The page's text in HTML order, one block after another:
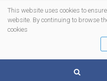
This website uses cookies to
website. By continuing to browse
cookies